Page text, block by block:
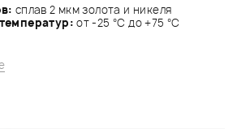
сплав 2 мкм золота и никеля
от -25 °C до +75 °C